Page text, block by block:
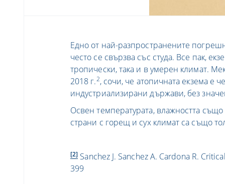
Едно от най-разпространените
често се свързва със студа. Все пак,
тропически, така и в умерен климат.
2018 г.2, сочи, че атопичната екзема е
индустриализирани държави, без
Освен температурата, влажността
страни с горещ и сух климат са също
[2] Sanchez J. Sanchez A. Cardona R.
399